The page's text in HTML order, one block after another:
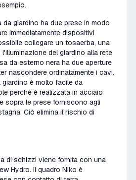
giardino ha due prese in modo
immediatamente dispositivi
collegare un tosaerba, una
del giardino alla rete
da esterno nera ha due aperture
nascondere ordinatamente i cavi.
è molto facile da
perché è realizzata in acciaio
sopra le prese forniscono agli
Ciò elimina il rischio di
di schizzi viene fornita con una
Hydro. Il quadro Niko è